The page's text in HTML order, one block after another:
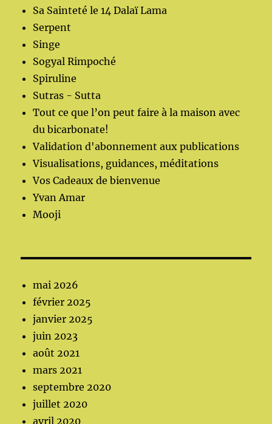
Sa Sainteté le 14 Dalaï Lama
Serpent
Singe
Sogyal Rimpoché
Spiruline
Sutras - Sutta
Tout ce que l’on peut faire à la maison avec
du bicarbonate!
Validation d'abonnement aux publications
Visualisations, guidances, méditations
Vos Cadeaux de bienvenue
Yvan Amar
Mooji
mai 2026
février 2025
janvier 2025
juin 2023
août 2021
mars 2021
septembre 2020
juillet 2020
avril 2020